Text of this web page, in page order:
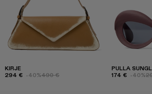
KIRJE
294 € -40%490 €
PULLA
174 € -40%